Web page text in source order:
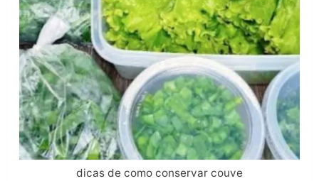
dicas de como conservar couve